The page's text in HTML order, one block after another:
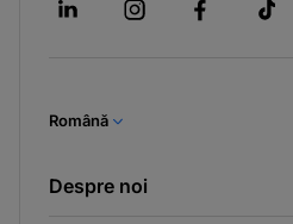
Română
Despre noi